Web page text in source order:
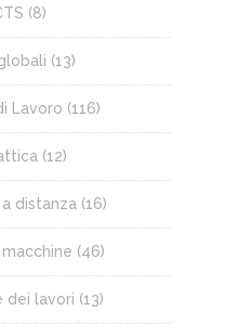
(8)
(13)
Lavoro (116)
(12)
distanza (16)
(46)
dei lavori (13)